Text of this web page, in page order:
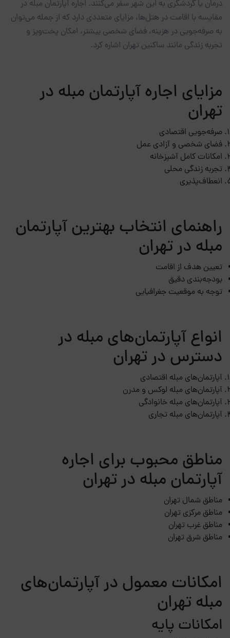
درمان یا گردشگری به این شهر سفر می‌کنند. اجاره آپارتمان مبله در
مقایسه با اقامت در هتل‌ها، مزایای متعددی دارد که از جمله می‌توان
به صرفه‌جویی در هزینه، فضای شخصی بیشتر، امکان پخت‌وپز و
تجربه زندگی مانند ساکنین تهران اشاره کرد.
مزایای اجاره آپارتمان مبله در
تهران
صرفه‌جویی اقتصادی
فضای شخصی و آزادی عمل
امکانات کامل آشپزخانه
تجربه زندگی محلی
انعطاف‌پذیری
راهنمای انتخاب بهترین آپارتمان
مبله در تهران
تعیین هدف از اقامت
بودجه‌بندی دقیق
توجه به موقعیت جغرافیایی
انواع آپارتمان‌های مبله در
دسترس در تهران
آپارتمان‌های مبله اقتصادی
آپارتمان‌های مبله لوکس و مدرن
آپارتمان‌های مبله خانوادگی
آپارتمان‌های مبله تجاری
مناطق محبوب برای اجاره
آپارتمان مبله در تهران
مناطق شمال تهران
مناطق مرکزی تهران
مناطق غرب تهران
مناطق شرق تهران
امکانات معمول در آپارتمان‌های
مبله تهران
امکانات پایه